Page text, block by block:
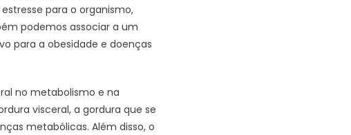
para o organismo,
podemos associar a um
para a obesidade e doenças
no metabolismo e na
visceral, a gordura que se
metabólicas. Além disso, o